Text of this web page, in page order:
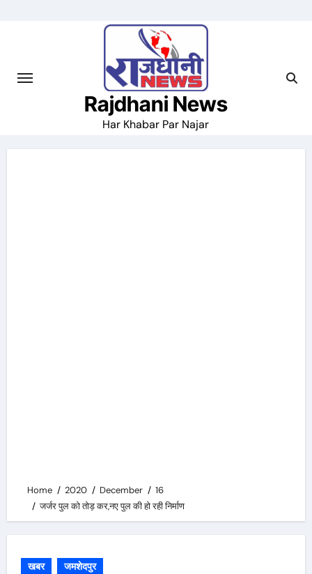
Rajdhani News
Har Khabar Par Najar
Home 2020 December
16
जर्जर पुल को तोड़ कर,नए पुल की हो रही निर्माण
खबर जमशेदपुर